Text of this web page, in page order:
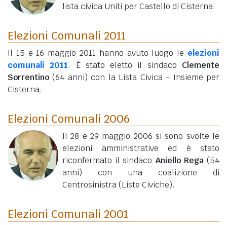
lista civica Uniti per Castello di Cisterna.
Elezioni Comunali 2011
Il 15 e 16 maggio 2011 hanno avuto luogo le elezioni
comunali 2011. È stato eletto il sindaco Clemente
Sorrentino (64 anni) con la Lista Civica - Insieme per
Cisterna.
Elezioni Comunali 2006
Il 28 e 29 maggio 2006 si sono svolte le
elezioni amministrative ed è stato
riconfermato il sindaco Aniello Rega (54
anni) con una coalizione di
Centrosinistra (Liste Civiche).
Elezioni Comunali 2001